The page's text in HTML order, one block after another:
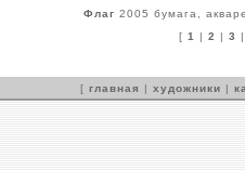
Флаг 2005 бумага,
[ 1 | 2 | 3
[ главная | художники |